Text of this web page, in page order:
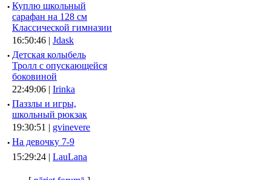
· Куплю школьный
сарафан на 128 см
Классической гимназии
16:50:46 | Jdask
· Детская колыбель
Тролл с опускающейся
боковиной
22:49:06 | Irinka
· Паззлы и игры,
школьный рюкзак
19:30:51 | gvinevere
· Hа девочку 7-9
15:29:24 | LauLana